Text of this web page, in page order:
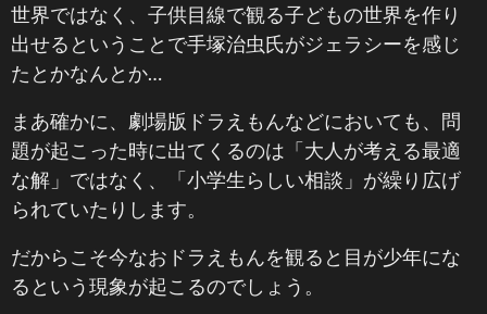
世界ではなく、子供目線で観る子どもの世界を作り
出せるということで手塚治虫氏がジェラシーを感じ
たとかなんとか…
まあ確かに、劇場版ドラえもんなどにおいても、問
題が起こった時に出てくるのは「大人が考える最適
な解」ではなく、「小学生らしい相談」が繰り広げ
られていたりします。
だからこそ今なおドラえもんを観ると目が少年にな
るという現象が起こるのでしょう。